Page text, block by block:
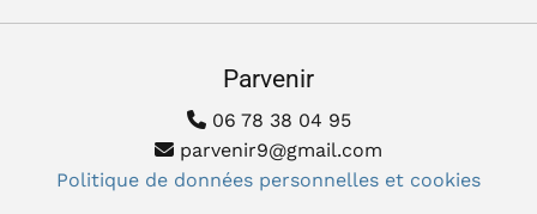
Parvenir
 06 78 38 04 95
 parvenir9@gmail.com
Politique de données personnelles et cookies